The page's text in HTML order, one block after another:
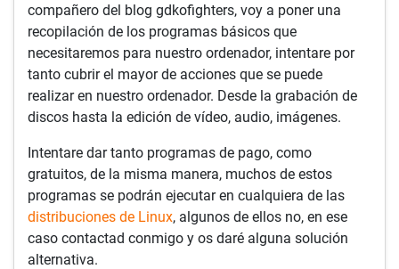
compañero del blog gdkofighters, voy a poner una
recopilación de los programas básicos que
necesitaremos para nuestro ordenador, intentare por
tanto cubrir el mayor de acciones que se puede
realizar en nuestro ordenador. Desde la grabación de
discos hasta la edición de vídeo, audio, imágenes.
Intentare dar tanto programas de pago, como
gratuitos, de la misma manera, muchos de estos
programas se podrán ejecutar en cualquiera de las
distribuciones de Linux, algunos de ellos no, en ese
caso contactad conmigo y os daré alguna solución
alternativa.